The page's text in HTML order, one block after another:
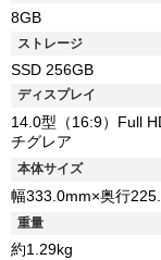
8GB
ストレージ
SSD 256GB
ディスプレイ
14.0型（16:9）Full
チグレア
本体サイズ
幅333.0mm×奥行
重量
約1.29kg